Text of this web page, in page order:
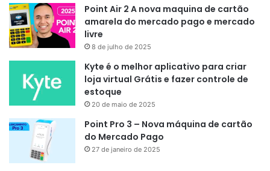
Point Air 2 A nova maquina de cartão
amarela do mercado pago e mercado
livre
8 de julho de 2025
Kyte é o melhor aplicativo para criar
loja virtual Grátis e fazer controle de
estoque
20 de maio de 2025
Point Pro 3 – Nova máquina de cartão
do Mercado Pago
27 de janeiro de 2025